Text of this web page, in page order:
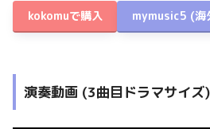
kokomuで購入 mymusic5 (海
演奏動画 (3曲目ドラマサイズ)